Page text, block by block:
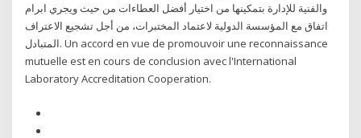
والفنية للإدارة بتمكينها من اختيار أفضل العطاءات من حيث ويجري ابرام
اتفاق مع المؤسسة الدولية لاعتماد المختبرات، من أجل تشجيع الاعتراف
المتبادل. Un accord en vue de promouvoir une reconnaissance
mutuelle est en cours de conclusion avec l'International
Laboratory Accreditation Cooperation.